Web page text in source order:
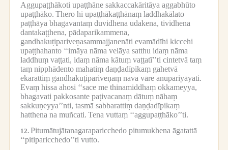
Aggupaṭṭhākoti upaṭṭhāne sakkaccakāritāya aggabhūto
upaṭṭhāko. Thero hi upaṭṭhākaṭṭhānaṃ laddhakālato
paṭṭhāya bhagavantaṃ duvidhena udakena, tividhena
dantakaṭṭhena, pādaparikammena,
gandhakuṭipariveṇasammajjanenāti evamādīhi kiccehi
upaṭṭhahanto ‘‘imāya nāma velāya satthu idaṃ nāma
laddhuṃ vaṭṭati, idaṃ nāma kātuṃ vaṭṭatī’’ti cintetvā taṃ
taṃ nipphādento mahatiṃ daṇḍadīpikaṃ gahetvā
ekarattiṃ gandhakuṭipariveṇaṃ nava vāre anupariyāyati.
Evaṃ hissa ahosi ‘‘sace me thinamiddhaṃ okkameyya,
bhagavati pakkosante paṭivacanaṃ dātuṃ nāhaṃ
sakkuṇeyya’’nti, tasmā sabbarattiṃ daṇḍadīpikaṃ
hatthena na muñcati. Tena vuttaṃ ‘‘aggupaṭṭhāko’’ti.
12. Pitumātujātanagaraparicchedo pitumukhena āgatattā
‘‘pitiparicchedo’’ti vutto.